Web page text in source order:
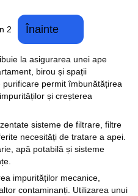
2 Înainte
la asigurarea unei ape
birou și spații
permit îmbunătățirea
și creșterea
sisteme de filtrare, filtre
necesități de tratare a apei.
apă potabilă și sisteme
impurităților mecanice,
contaminanți. Utilizarea unui